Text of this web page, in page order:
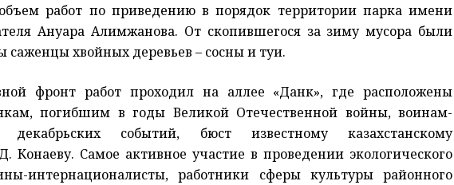
работ по приведению в порядок территории парка имени
Ануара Алимжанова. От скопившегося за зиму мусора были
хвойных деревьев – сосны и туи.
фронт работ проходил на аллее «Данк», где расположены
погибшим в годы Великой Отечественной войны, воинам-
декабрьских событий, бюст известному казахстанскому
Конаеву. Самое активное участие в проведении экологического
интернационалисты, работники сферы культуры районного